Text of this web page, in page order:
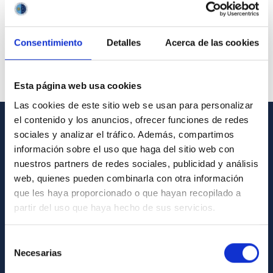
Consentimiento Detalles Acerca de las cookies
Esta página web usa cookies
Las cookies de este sitio web se usan para personalizar
el contenido y los anuncios, ofrecer funciones de redes
sociales y analizar el tráfico. Además, compartimos
información sobre el uso que haga del sitio web con
nuestros partners de redes sociales, publicidad y análisis
web, quienes pueden combinarla con otra información
que les haya proporcionado o que hayan recopilado a
partir del uso que haya hecho de sus servicios.
Necesarias
GENERAL INFORMATION
Contact
How to get to the IAC
List of personnel
Library
General register